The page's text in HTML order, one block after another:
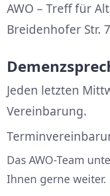
AWO – Treff für
Breidenhofer Str.
Jeden letzten
Vereinbarung.
Das AWO-Team
Ihnen gerne weiter.